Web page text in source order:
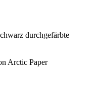
durchgefärbte
Arctic Paper